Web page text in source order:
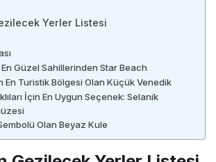
Yerler Listesi
Güzel Sahillerinden Star Beach
En Turistik Bölgesi Olan Küçük Venedik
İçin En Uygun Seçenek: Selanik
Olan Beyaz Kule